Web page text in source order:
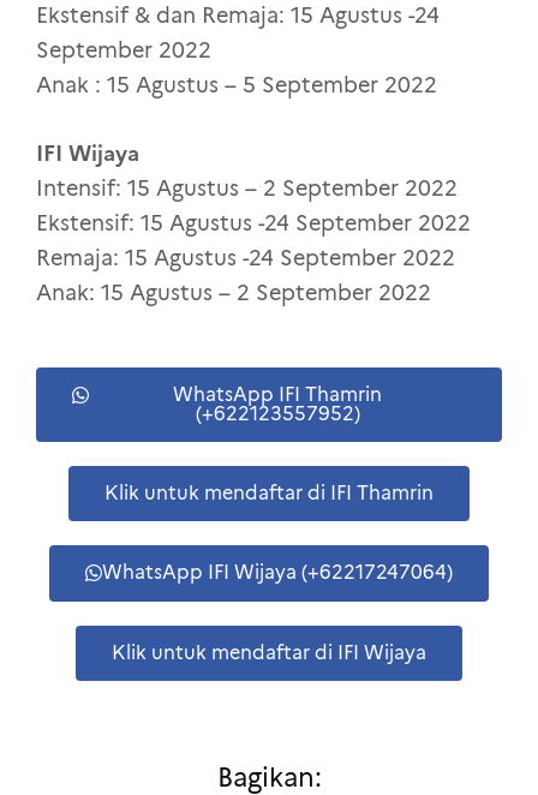
Ekstensif & dan Remaja: 15 Agustus -24
September 2022
Anak : 15 Agustus – 5 September 2022
IFI Wijaya
Intensif: 15 Agustus – 2 September 2022
Ekstensif: 15 Agustus -24 September 2022
Remaja: 15 Agustus -24 September 2022
Anak: 15 Agustus – 2 September 2022
WhatsApp IFI Thamrin
(+622123557952)
Klik untuk mendaftar di IFI Thamrin
WhatsApp IFI Wijaya (+62217247064)
Klik untuk mendaftar di IFI Wijaya
Bagikan: